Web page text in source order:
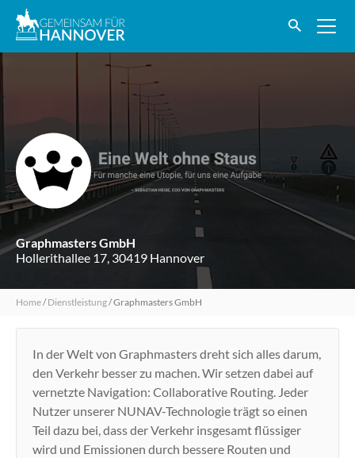
Graphmasters GmbH
Hollerithallee 17, 30419 Hannover
Home/Dienstleistung/Graphmasters GmbH
In der Welt von Graphmasters dreht sich alles darum,
den Verkehr besser zu machen. Wir setzen dabei auf
vernetzte Navigation: Collaborative Routing. Jeder
Nutzer unserer NUNAV-Technologie trägt so einen
Teil dazu bei, dass der Verkehr insgesamt flüssiger
wird und Emissionen durch bessere Routen und